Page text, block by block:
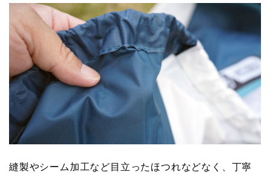
縫製やシーム加工など目立ったほつれなどなく、丁寧